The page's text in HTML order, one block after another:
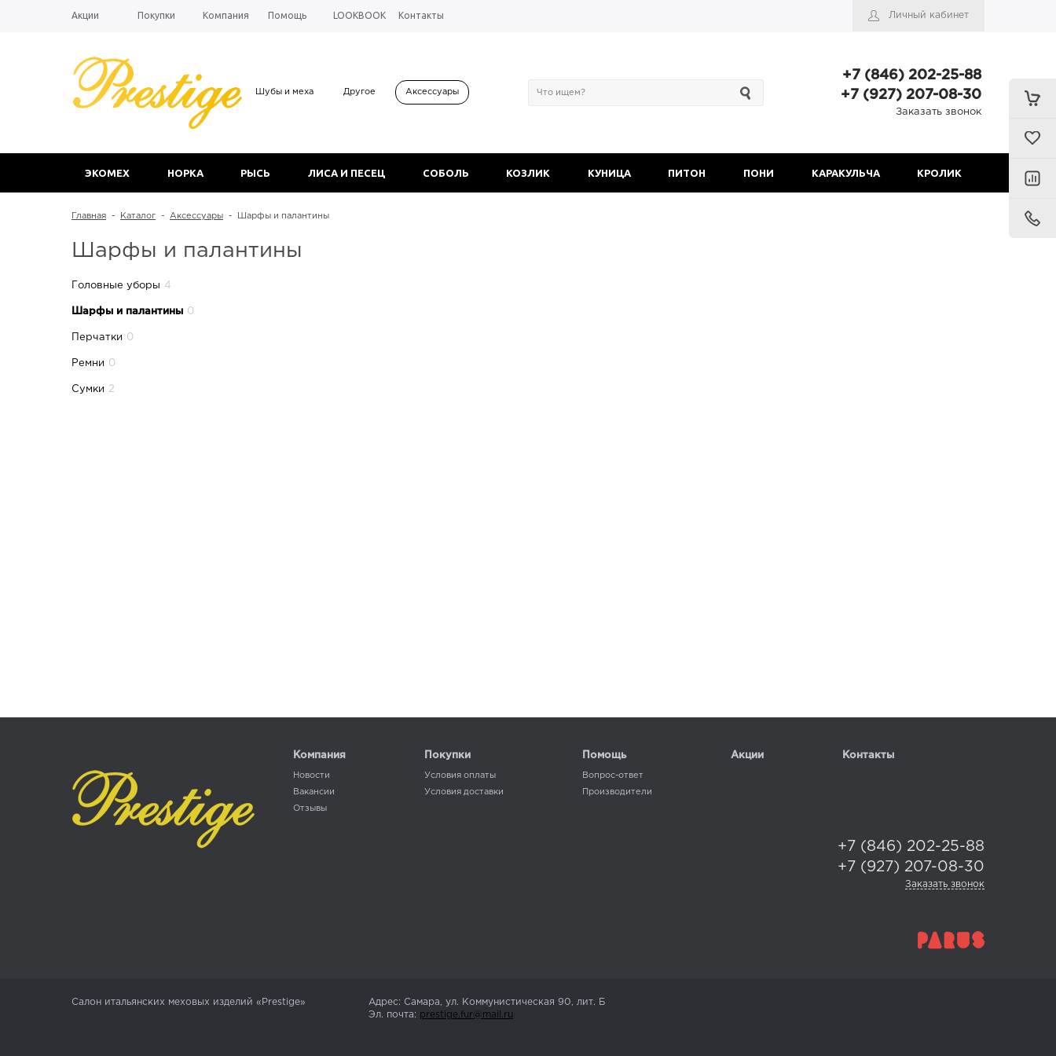
Личный кабинет
Акции Покупки Компания Помощь LOOKBOOK Контакты
Шубы и меха Другое Аксессуары
+7 (846) 202-25-88
+7 (927) 207-08-30
Заказать звонок
ЭКОМЕХ НОРКА РЫСЬ ЛИСА И ПЕСЕЦ СОБОЛЬ КОЗЛИК КУНИЦА ПИТОН ПОНИ КАРАКУЛЬЧА КРОЛИК
Главная - Каталог - Аксессуары - Шарфы и палантины
Шарфы и палантины
Головные уборы 4
Шарфы и палантины 0
Перчатки 0
Ремни 0
Сумки 2
Компания
Новости
Вакансии
Отзывы
Покупки
Условия оплаты
Условия доставки
Помощь
Вопрос-ответ
Производители
Акции Контакты
+7 (846) 202-25-88
+7 (927) 207-08-30
Заказать звонок
Салон итальянских меховых изделий «Prestige»
Адрес: Самара, ул. Коммунистическая 90, лит. Б
Эл. почта: prestige.fur@mail.ru